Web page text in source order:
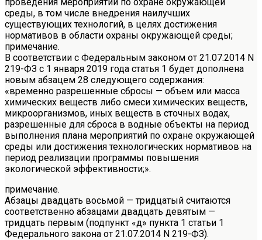
среды, в том числе внедрения наилучших
существующих технологий, в целях достижения
нормативов в области охраны окружающей среды;
примечание.
В соответствии с Федеральным законом от 21.07.2014 N
219-ФЗ с 1 января 2019 года статья 1 будет дополнена
новым абзацем 28 следующего содержания:
«временно разрешенные сбросы — объем или масса
химических веществ либо смеси химических веществ,
микроорганизмов, иных веществ в сточных водах,
разрешенные для сброса в водные объекты на период
выполнения плана мероприятий по охране окружающей
среды или достижения технологических нормативов на
период реализации программы повышения
экологической эффективности;».
примечание.
Абзацы двадцать восьмой — тридцатый считаются
соответственно абзацами двадцать девятым —
тридцать первым (подпункт «д» пункта 1 статьи 1
Федерального закона от 21.07.2014 N 219-ФЗ).